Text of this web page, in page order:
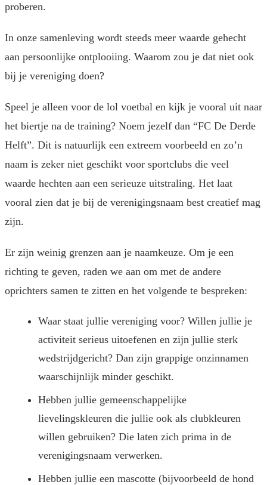
proberen.
In onze samenleving wordt steeds meer waarde gehecht
aan persoonlijke ontplooiing. Waarom zou je dat niet ook
bij je vereniging doen?
Speel je alleen voor de lol voetbal en kijk je vooral uit naar
het biertje na de training? Noem jezelf dan “FC De Derde
Helft”. Dit is natuurlijk een extreem voorbeeld en zo’n
naam is zeker niet geschikt voor sportclubs die veel
waarde hechten aan een serieuze uitstraling. Het laat
vooral zien dat je bij de verenigingsnaam best creatief mag
zijn.
Er zijn weinig grenzen aan je naamkeuze. Om je een
richting te geven, raden we aan om met de andere
oprichters samen te zitten en het volgende te bespreken:
Waar staat jullie vereniging voor? Willen jullie je
activiteit serieus uitoefenen en zijn jullie sterk
wedstrijdgericht? Dan zijn grappige onzinnamen
waarschijnlijk minder geschikt.
Hebben jullie gemeenschappelijke
lievelingskleuren die jullie ook als clubkleuren
willen gebruiken? Die laten zich prima in de
verenigingsnaam verwerken.
Hebben jullie een mascotte (bijvoorbeeld de hond